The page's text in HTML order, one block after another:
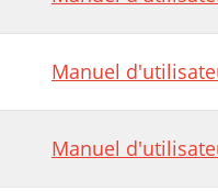
Manuel
Manuel